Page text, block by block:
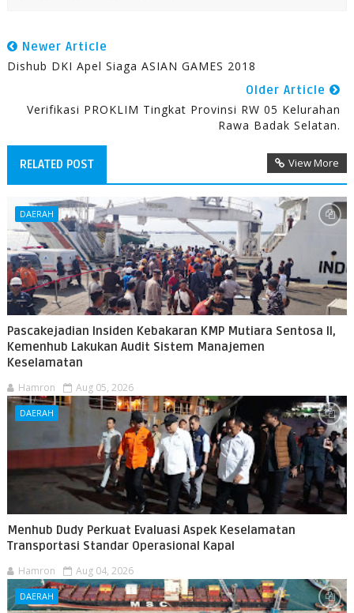
Newer Article
Dishub DKI Apel Siaga ASIAN GAMES 2018
Older Article
Verifikasi PROKLIM Tingkat Provinsi RW 05 Kelurahan
Rawa Badak Selatan.
RELATED POST View More
DAERAH
Pascakejadian Insiden Kebakaran KMP Mutiara Sentosa II,
Kemenhub Lakukan Audit Sistem Manajemen
Keselamatan
Hamron Aug 05, 2026
DAERAH
Menhub Dudy Perkuat Evaluasi Aspek Keselamatan
Transportasi Standar Operasional Kapal
Hamron Aug 04, 2026
DAERAH